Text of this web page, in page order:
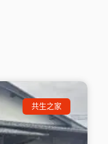
共生之家